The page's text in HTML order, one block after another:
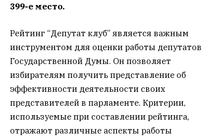
399-е место.
Рейтинг “Депутат клуб” является важным
инструментом для оценки работы депутатов
Государственной Думы. Он позволяет
избирателям получить представление об
эффективности деятельности своих
представителей в парламенте. Критерии,
используемые при составлении рейтинга,
отражают различные аспекты работы